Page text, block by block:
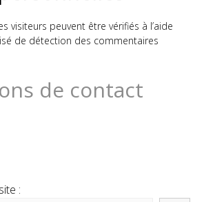
visiteurs peuvent être vérifiés à l’aide
de détection des commentaires
de contact
: